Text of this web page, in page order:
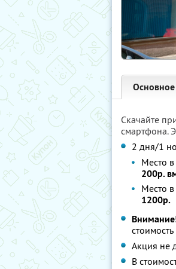
Основное
Скачайте
смартфона.
2 дня/1
Место
200р.
Место
1200р.
Акция не
В